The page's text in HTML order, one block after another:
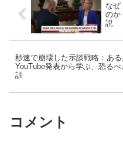
なぜ
のか
説
秒速で崩壊した示談戦略：あ
YouTube発表から学ぶ、恐る
訓
コメント